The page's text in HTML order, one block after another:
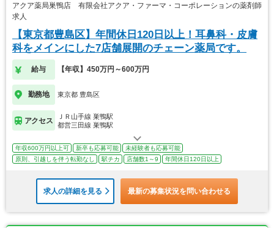
アクア薬局巣鴨店 有限会社アクア・ファーマ・コーポレーションの薬剤師
求人
【東京都豊島区】年間休日120日以上！耳鼻科・皮膚
科をメインにした7店舗展開のチェーン薬局です。
給与 【年収】450万円～600万円
勤務地 東京都 豊島区
アクセス
ＪＲ山手線 巣鴨駅
都営三田線 巣鴨駅
年収600万円以上可 新卒も応募可能
未経験者も応募可能
原則、引越しを伴う転勤なし
駅チカ 店舗数1～9 年間休日120日以上
求人の詳細を見る 最新の募集状況を問い合わせる